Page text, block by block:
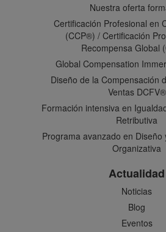
Nuestra oferta
Certificación Profesional en
(CCP®) / Certificación
Recompensa Global
Global Compensation
Diseño de la Compensación
Ventas DCFV®
Formación intensiva en
Retributiva
Programa avanzado en Diseño
Organizativa
Actualidad
Noticias
Blog
Eventos